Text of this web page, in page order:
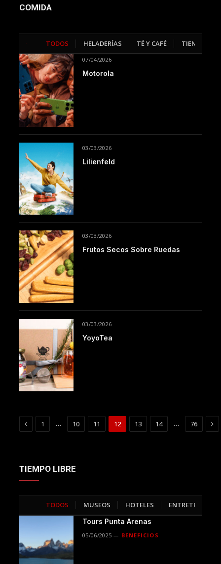
COMIDA
TODOS HELADERÍAS TÉ Y CAFÉ TIENDAS
07/04/2026
Motorola
03/03/2026
Lilienfeld
03/03/2026
Frutos Secos Sobre Ruedas
03/03/2026
YoyoTea
Previous
1 … 10 11 12 13 14 … 76
TIEMPO LIBRE
TODOS MUSEOS HOTELES ENTRETENCIÓN
Tours Punta Arenas
05/06/2025 BENEFICIOS